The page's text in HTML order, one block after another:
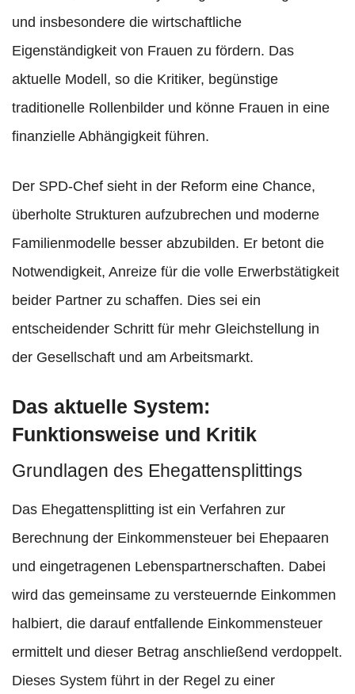
und insbesondere die wirtschaftliche
Eigenständigkeit von Frauen zu fördern. Das
aktuelle Modell, so die Kritiker, begünstige
traditionelle Rollenbilder und könne Frauen in eine
finanzielle Abhängigkeit führen.
Der SPD-Chef sieht in der Reform eine Chance,
überholte Strukturen aufzubrechen und moderne
Familienmodelle besser abzubilden. Er betont die
Notwendigkeit, Anreize für die volle Erwerbstätigkeit
beider Partner zu schaffen. Dies sei ein
entscheidender Schritt für mehr Gleichstellung in
der Gesellschaft und am Arbeitsmarkt.
Das aktuelle System:
Funktionsweise und Kritik
Grundlagen des Ehegattensplittings
Das Ehegattensplitting ist ein Verfahren zur
Berechnung der Einkommensteuer bei Ehepaaren
und eingetragenen Lebenspartnerschaften. Dabei
wird das gemeinsame zu versteuernde Einkommen
halbiert, die darauf entfallende Einkommensteuer
ermittelt und dieser Betrag anschließend verdoppelt.
Dieses System führt in der Regel zu einer